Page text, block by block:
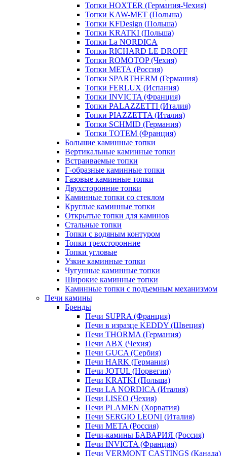
Топки HOXTER (Германия-Чехия)
Топки KAW-MET (Польша)
Топки KFDesign (Польша)
Топки KRATKI (Польша)
Топки La NORDICA
Топки RICHARD LE DROFF
Топки ROMOTOP (Чехия)
Топки МЕТА (Россия)
Топки SPARTHERM (Германия)
Топки FERLUX (Испания)
Топки INVICTA (Франция)
Топки PALAZZETTI (Италия)
Топки PIAZZETTA (Италия)
Топки SCHMID (Германия)
Топки TOTEM (Франция)
Большие каминные топки
Вертикальные каминные топки
Встраиваемые топки
Г-образные каминные топки
Газовые каминные топки
Двухсторонние топки
Каминные топки со стеклом
Круглые каминные топки
Открытые топки для каминов
Стальные топки
Топки с водяным контуром
Топки трехсторонние
Топки угловые
Узкие каминные топки
Чугунные каминные топки
Широкие каминные топки
Каминные топки с подъемным механизмом
Печи камины
Бренды
Печи SUPRA (Франция)
Печи в изразце KEDDY (Швеция)
Печи THORMA (Германия)
Печи ABX (Чехия)
Печи GUCA (Сербия)
Печи HARK (Германия)
Печи JOTUL (Норвегия)
Печи KRATKI (Польша)
Печи LA NORDICA (Италия)
Печи LISEO (Чехия)
Печи PLAMEN (Хорватия)
Печи SERGIO LEONI (Италия)
Печи META (Россия)
Печи-камины БАВАРИЯ (Россия)
Печи INVICTA (Франция)
Печи VERMONT CASTINGS (Канада)